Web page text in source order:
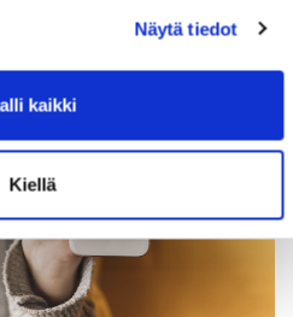
Näytä tiedot
kaikki
Kiellä